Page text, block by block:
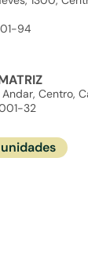
94
Andar, Centro,
32